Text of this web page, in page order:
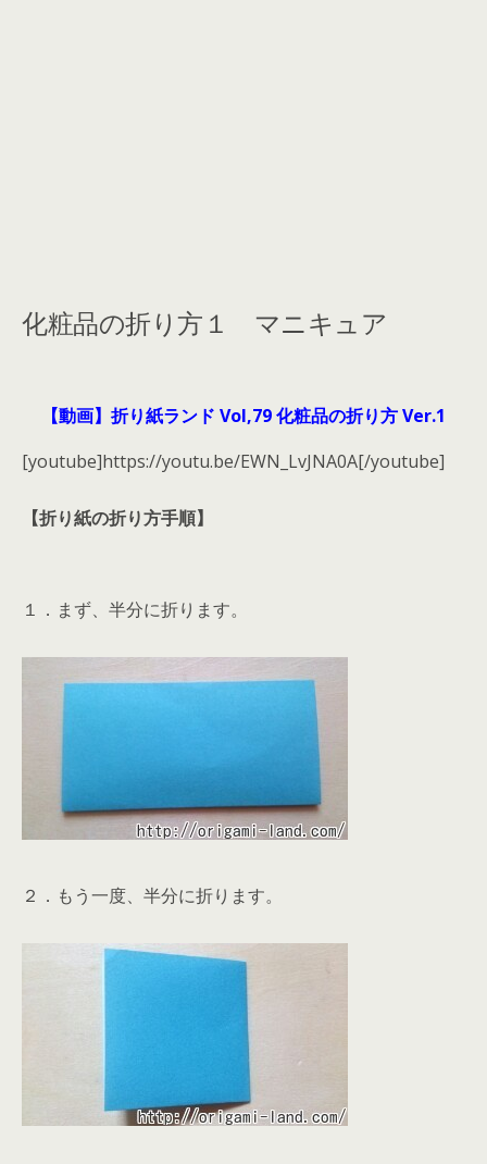
化粧品の折り方１ マニキュア
【動画】折り紙ランド Vol,79 化粧品の折り方 Ver.1
[youtube]https://youtu.be/EWN_LvJNA0A[/youtube]
【折り紙の折り方手順】
１．まず、半分に折ります。
２．もう一度、半分に折ります。